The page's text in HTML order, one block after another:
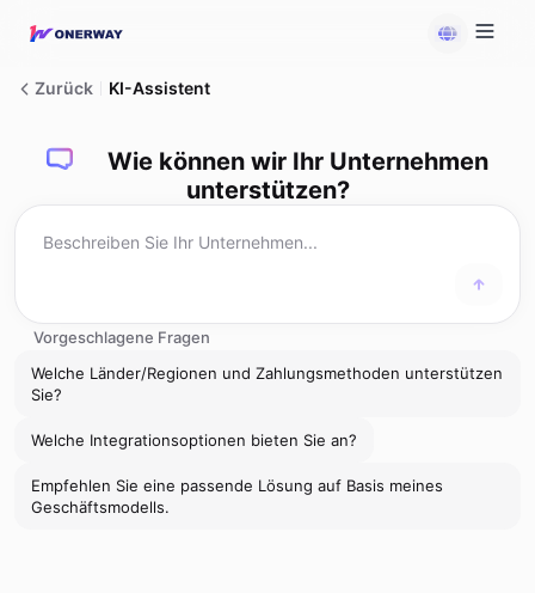
Zurück KI-Assistent
Wie können wir Ihr Unternehmen
unterstützen?
Vorgeschlagene Fragen
Welche Länder/Regionen und Zahlungsmethoden unterstützen
Sie?
Welche Integrationsoptionen bieten Sie an?
Empfehlen Sie eine passende Lösung auf Basis meines
Geschäftsmodells.